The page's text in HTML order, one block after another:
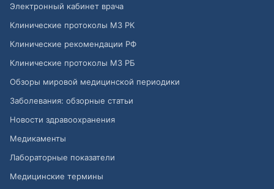
Электронный кабинет врача
Клинические протоколы МЗ РК
Клинические рекомендации РФ
Клинические протоколы МЗ РБ
Обзоры мировой медицинской периодики
Заболевания: обзорные статьи
Новости здравоохранения
Медикаменты
Лабораторные показатели
Медицинские термины